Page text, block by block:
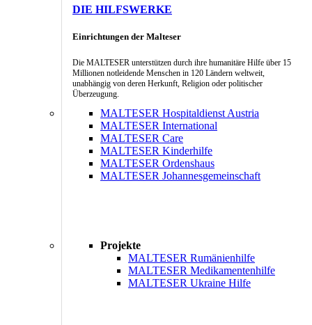
DIE HILFSWERKE
Einrichtungen der Malteser
Die MALTESER unterstützen durch ihre humanitäre Hilfe über 15
Millionen notleidende Menschen in 120 Ländern weltweit,
unabhängig von deren Herkunft, Religion oder politischer
Überzeugung.
MALTESER Hospitaldienst Austria
MALTESER International
MALTESER Care
MALTESER Kinderhilfe
MALTESER Ordenshaus
MALTESER Johannesgemeinschaft
Projekte
MALTESER Rumänienhilfe
MALTESER Medikamentenhilfe
MALTESER Ukraine Hilfe